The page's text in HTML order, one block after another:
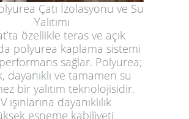
Çatı İzolasyonu ve Su
Yalıtımı
özellikle teras ve açık
polyurea kaplama sistemi
sağlar. Polyurea;
dayanıklı ve tamamen su
bir yalıtım teknolojisidir.
ışınlarına dayanıklılık
esneme kabiliyeti